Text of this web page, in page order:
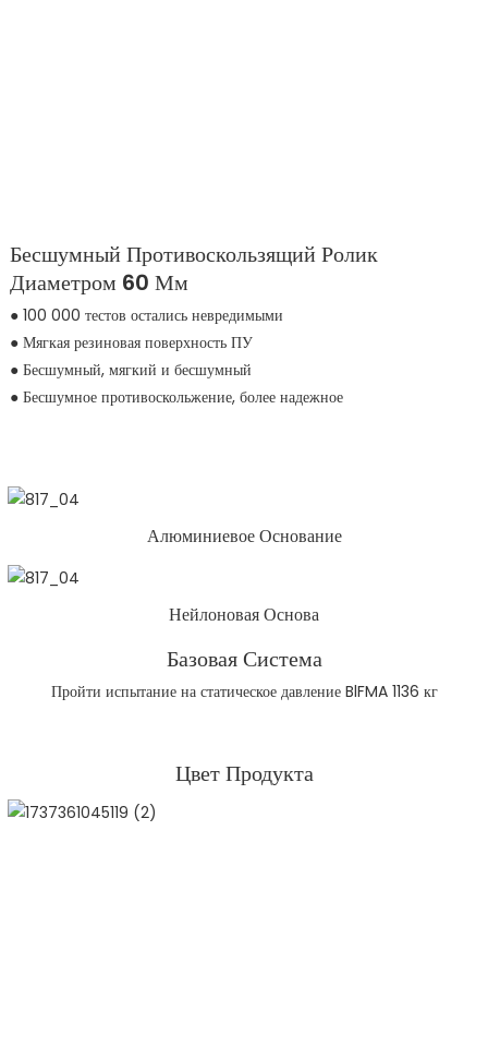
Бесшумный Противоскользящий Ролик
Диаметром 60 Мм
● 100 000 тестов остались невредимыми
● Мягкая резиновая поверхность ПУ
● Бесшумный, мягкий и бесшумный
● Бесшумное противоскольжение, более надежное
Базовая Система
Пройти испытание на статическое давление BlFMA 1136 кг
Алюминиевое Основание
Нейлоновая Основа
Цвет Продукта